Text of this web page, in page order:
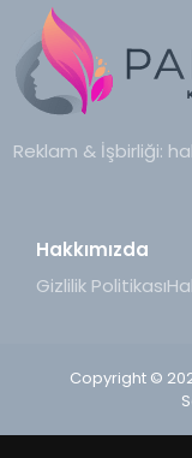
Reklam & İşbirliği:
Hakkımızda
Gizlilik Politikası
Copyright ©